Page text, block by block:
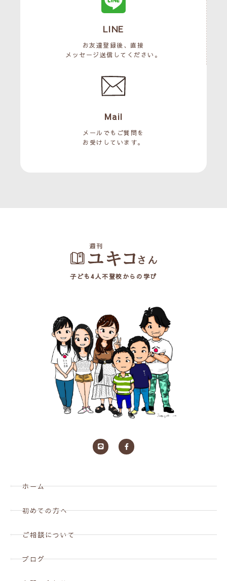
LINE
お友達登録後、直接
メッセージ送信してください。
Mail
メールでもご質問を
お受けしています。
子ども4人不登校からの学び
ホーム
初めての方へ
ご相談について
ブログ